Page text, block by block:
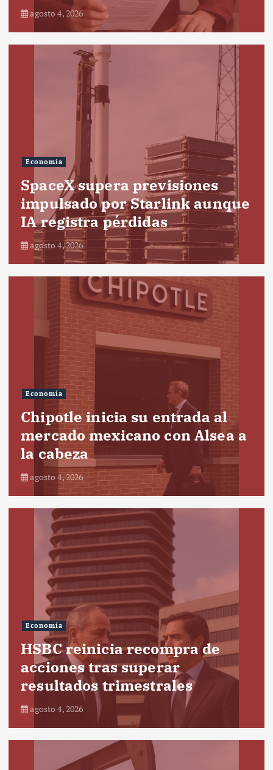
agosto 4, 2026
Economía
SpaceX supera previsiones
impulsado por Starlink aunque
IA registra pérdidas
agosto 4, 2026
Economía
Chipotle inicia su entrada al
mercado mexicano con Alsea a
la cabeza
agosto 4, 2026
Economía
HSBC reinicia recompra de
acciones tras superar
resultados trimestrales
agosto 4, 2026